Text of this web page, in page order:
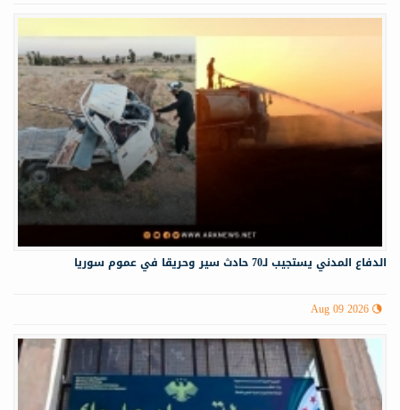
الدفاع المدني يستجيب لـ70 حادث سير وحريقا في عموم سوريا
Aug 09 2026